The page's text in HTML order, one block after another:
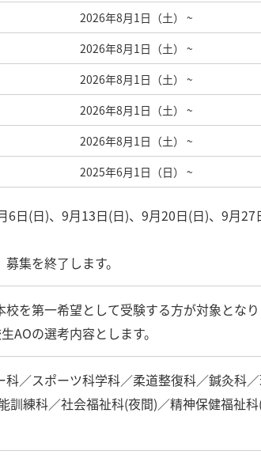
2026年8月1日（土） ~
2026年8月1日（土） ~
2026年8月1日（土） ~
2026年8月1日（土） ~
2026年8月1日（土） ~
2025年6月1日（日） ~
日(日)、9月13日(日)、9月20日(日)、9月27
集を終了します。
を第一希望として受験する方が対象となり
の選考内容とします。
科／スポーツ科学科／柔道整復科／鍼灸科
練科／社会福祉科(夜間)／精神保健福祉科(